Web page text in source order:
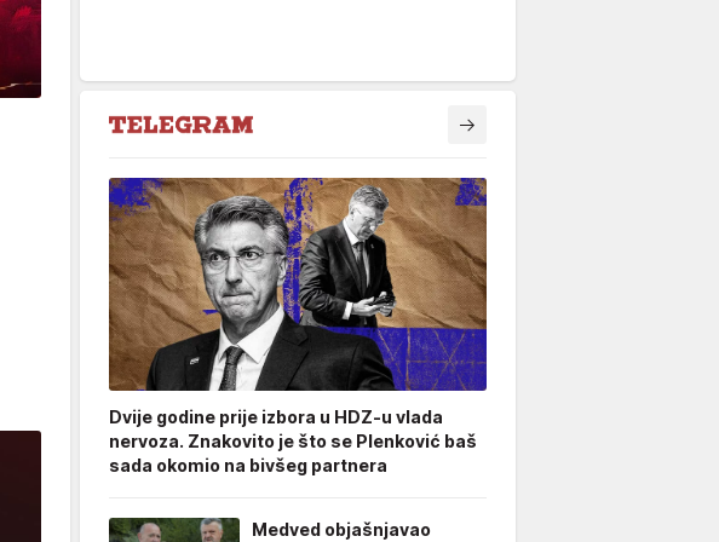
Dvije godine prije izbora u HDZ-u vlada
nervoza. Znakovito je što se Plenković baš
sada okomio na bivšeg partnera
Medved objašnjavao